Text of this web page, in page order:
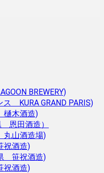
BREWERY)
ス KURA GRAND PARIS)
木酒造)
恩田酒造）
山酒造場)
酒造)
笹祝酒造)
酒造)